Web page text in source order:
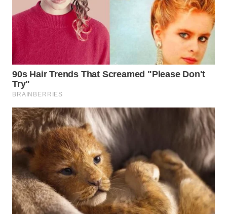
WN
SUBANG
WN
SUKABUMI
PURWAKARTA
WN
PRIANGAN
TIMUR
WN
SEMARANG
WN